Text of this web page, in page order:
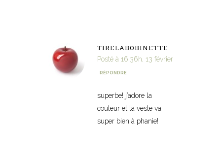
TIRELABOBINETTE
Posté à 16:36h, 13 février
RÉPONDRE
superbe! j’adore la
couleur et la veste va
super bien à phanie!